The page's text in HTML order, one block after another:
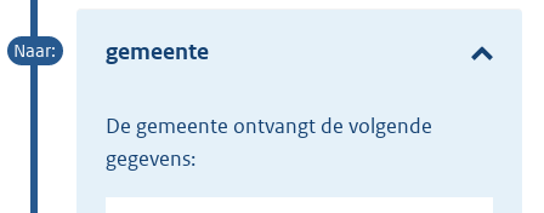
gemeente
de gemeente ontvangt de volgende
gegevens: